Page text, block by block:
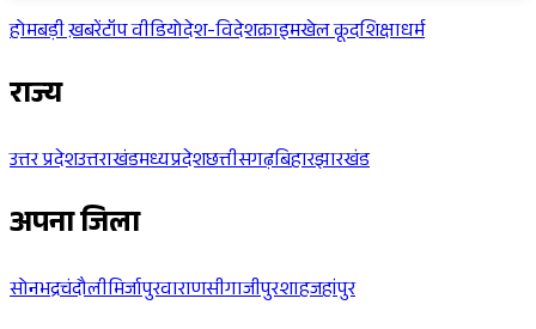
होमबड़ी ख़बरेंटॉप वीडियोदेश-विदेशक्राइमखेल कूदशिक्षाधर्म
राज्य
उत्तर प्रदेशउत्तराखंडमध्यप्रदेशछत्तीसगढ़बिहारझारखंड
अपना जिला
सोनभद्रचंदौलीमिर्जापुरवाराणसीगाजीपुरशाहजहांपुर